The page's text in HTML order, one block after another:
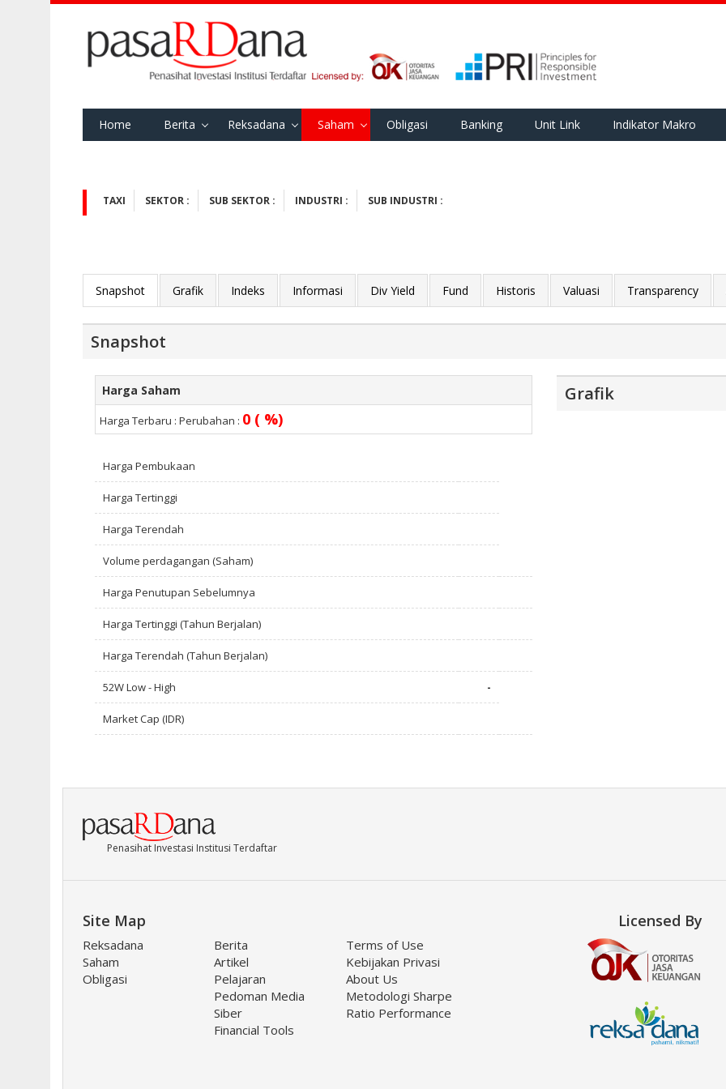
Home Berita Reksadana Saham Obligasi Banking Unit Link Indikator Makro
TAXI SEKTOR : SUB SEKTOR : INDUSTRI : SUB INDUSTRI :
Snapshot Grafik Indeks Informasi Div Yield Fund Historis Valuasi Transparency
Snapshot
Harga Saham
Harga Terbaru : Perubahan : 0 ( %)
Harga Pembukaan
Harga Tertinggi
Harga Terendah
Volume perdagangan (Saham)
Harga Penutupan Sebelumnya
Harga Tertinggi (Tahun Berjalan)
Harga Terendah (Tahun Berjalan)
52W Low - High -
Market Cap (IDR)
Grafik
Penasihat Investasi Institusi Terdaftar
Site Map
Reksadana
Saham
Obligasi
Berita
Artikel
Pelajaran
Pedoman Media
Siber
Financial Tools
Terms of Use
Kebijakan Privasi
About Us
Metodologi Sharpe
Ratio Performance
Licensed By